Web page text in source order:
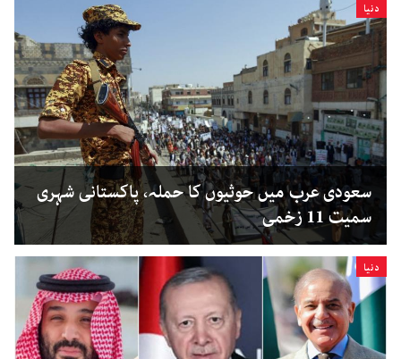
دنیا
سعودی عرب میں حوثیوں کا حملہ، پاکستانی شہری
سمیت 11 زخمی
دنیا